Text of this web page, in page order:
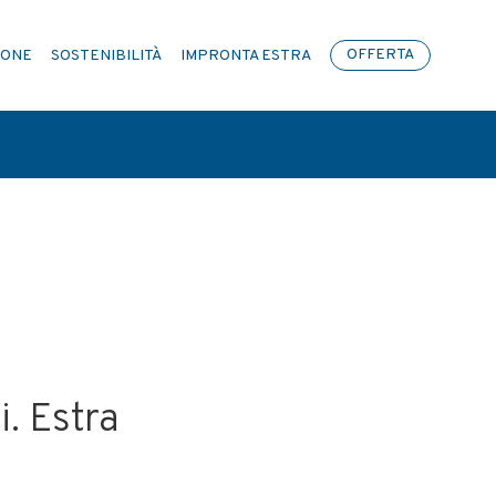
SOSTENIBILITÀ IMPRONTA ESTRA OFFERTA
Estra